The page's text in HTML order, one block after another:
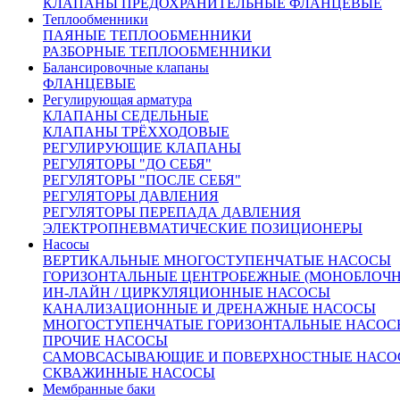
Теплообменники
ПАЯНЫЕ ТЕПЛООБМЕННИКИ
РАЗБОРНЫЕ ТЕПЛООБМЕННИКИ
Балансировочные клапаны
ФЛАНЦЕВЫЕ
Регулирующая арматура
КЛАПАНЫ СЕДЕЛЬНЫЕ
КЛАПАНЫ ТРЁХХОДОВЫЕ
РЕГУЛИРУЮЩИЕ КЛАПАНЫ
РЕГУЛЯТОРЫ "ДО СЕБЯ"
РЕГУЛЯТОРЫ "ПОСЛЕ СЕБЯ"
РЕГУЛЯТОРЫ ДАВЛЕНИЯ
РЕГУЛЯТОРЫ ПЕРЕПАДА ДАВЛЕНИЯ
ЭЛЕКТРОПНЕВМАТИЧЕСКИЕ ПОЗИЦИОНЕРЫ
Насосы
ВЕРТИКАЛЬНЫЕ МНОГОСТУПЕНЧАТЫЕ НАСОСЫ
ГОРИЗОНТАЛЬНЫЕ ЦЕНТРОБЕЖНЫЕ
ИН-ЛАЙН / ЦИРКУЛЯЦИОННЫЕ НАСОСЫ
КАНАЛИЗАЦИОННЫЕ И ДРЕНАЖНЫЕ НАСОСЫ
МНОГОСТУПЕНЧАТЫЕ ГОРИЗОНТАЛЬНЫЕ
ПРОЧИЕ НАСОСЫ
САМОВСАСЫВАЮЩИЕ И ПОВЕРХНОСТНЫЕ
СКВАЖИННЫЕ НАСОСЫ
Мембранные баки
От 409 874 руб.
(цена с НДС)
Запросить счёт Купить в 1 клик
Другие диаметры:
74321.00Ду2075499.00Ду2579127.00
90853.00Ду50122165.00Ду65
Ду100141662.00Ду125175426.00Ду1503055890.00
409874.00Ду250359687.00Ду300433664.00
Характеристики
Доставка и оплата:
Похожие товары:
Описание
Клапан регулирующий КЗР 25ч945п Ду200 Ру16 фланцевый
применяется на центральных и индивидуальных тепловых